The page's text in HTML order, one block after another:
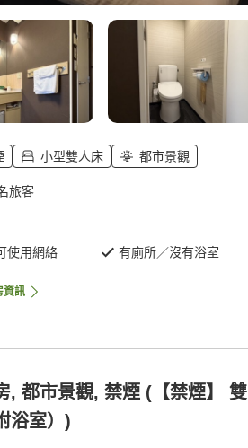
小型雙人床 都市景觀
旅客
使用網絡 有廁所／沒有浴室
資訊
, 都市景觀, 禁煙 (【禁煙】 雙
浴室）)